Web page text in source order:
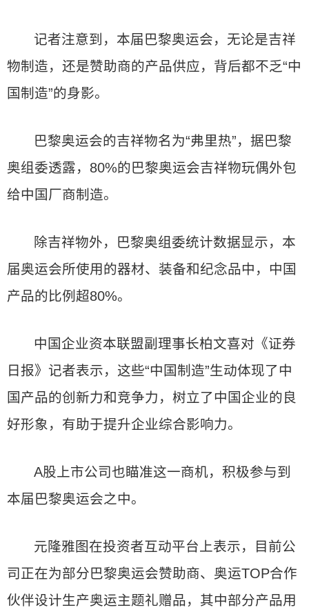
记者注意到，本届巴黎奥运会，无论是吉祥
物制造，还是赞助商的产品供应，背后都不乏“中
国制造”的身影。
巴黎奥运会的吉祥物名为“弗里热”，据巴黎
奥组委透露，80%的巴黎奥运会吉祥物玩偶外包
给中国厂商制造。
除吉祥物外，巴黎奥组委统计数据显示，本
届奥运会所使用的器材、装备和纪念品中，中国
产品的比例超80%。
中国企业资本联盟副理事长柏文喜对《证券
日报》记者表示，这些“中国制造”生动体现了中
国产品的创新力和竞争力，树立了中国企业的良
好形象，有助于提升企业综合影响力。
A股上市公司也瞄准这一商机，积极参与到
本届巴黎奥运会之中。
元隆雅图在投资者互动平台上表示，目前公
司正在为部分巴黎奥运会赞助商、奥运TOP合作
伙伴设计生产奥运主题礼赠品，其中部分产品用